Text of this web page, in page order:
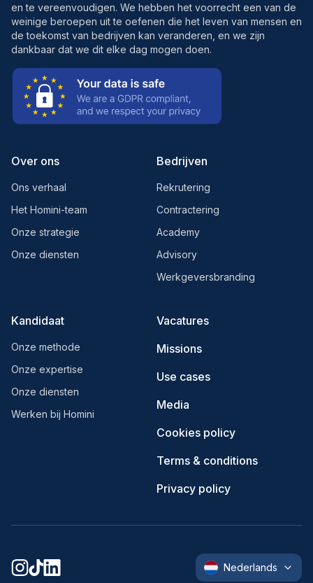
en te vereenvoudigen. We hebben het voorrecht een van de
weinige beroepen uit te oefenen die het leven van mensen en
de toekomst van bedrijven kan veranderen, en we zijn
dankbaar dat we dit elke dag mogen doen.
Over ons
Ons verhaal
Het Homini-team
Onze strategie
Onze diensten
Bedrijven
Rekrutering
Contractering
Academy
Advisory
Werkgeversbranding
Kandidaat
Onze methode
Onze expertise
Onze diensten
Werken bij Homini
Vacatures
Missions
Use cases
Media
Cookies policy
Terms & conditions
Privacy policy
Nederlands